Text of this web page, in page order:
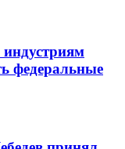
федеральные